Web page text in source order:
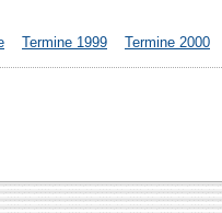
Termine 1999 Termine 2000